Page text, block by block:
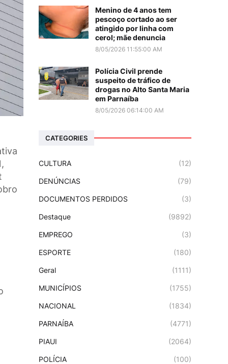
Menino de 4 anos tem
pescoço cortado ao ser
atingido por linha com
cerol; mãe denuncia
8/05/2026 11:55:00 AM
Polícia Civil prende
suspeito de tráfico de
drogas no Alto Santa Maria
em Parnaíba
8/05/2026 06:14:00 AM
CATEGORIES
CULTURA (12)
DENÚNCIAS (79)
DOCUMENTOS PERDIDOS (3)
Destaque (9892)
EMPREGO (3)
ESPORTE (180)
Geral (1111)
MUNICÍPIOS (1755)
NACIONAL (1834)
PARNAÍBA (4771)
PIAUI (2064)
POLÍCIA (100)